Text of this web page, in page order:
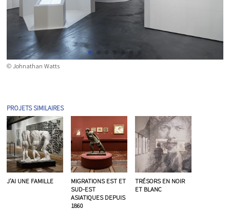
© Johnathan Watts
PROJETS SIMILAIRES
J’AI UNE FAMILLE
MIGRATIONS EST ET
SUD-EST
ASIATIQUES DEPUIS
1860
TRÉSORS EN NOIR
ET BLANC